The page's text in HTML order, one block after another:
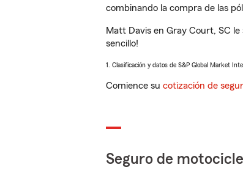
combinando la compra de las
Matt Davis en Gray Court, SC
sencillo!
1. Clasificación y datos de S&P Global Market
Comience su cotización de
Seguro de